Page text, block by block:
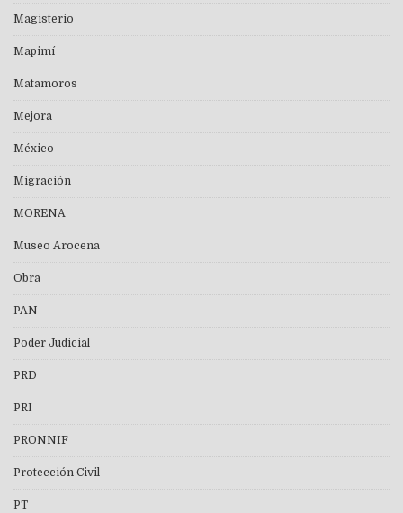
Magisterio
Mapimí
Matamoros
Mejora
México
Migración
MORENA
Museo Arocena
Obra
PAN
Poder Judicial
PRD
PRI
PRONNIF
Protección Civil
PT